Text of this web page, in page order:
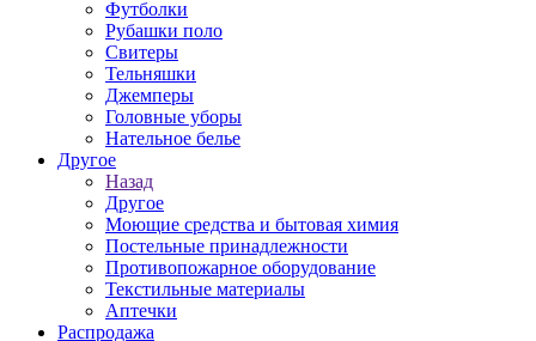
Футболки
Рубашки поло
Свитеры
Тельняшки
Джемперы
Головные уборы
Нательное белье
Другое
Назад
Другое
Моющие средства и бытовая химия
Постельные принадлежности
Противопожарное оборудование
Текстильные материалы
Аптечки
Распродажа